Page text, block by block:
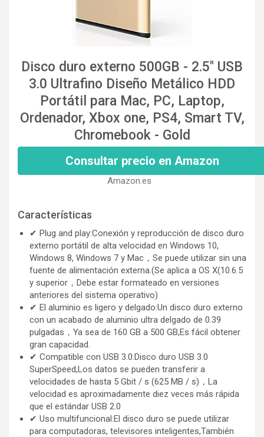
Disco duro externo 500GB - 2.5" USB
3.0 Ultrafino Diseño Metálico HDD
Portátil para Mac, PC, Laptop,
Ordenador, Xbox one, PS4, Smart TV,
Chromebook - Gold
Consultar precio en Amazon
Amazon.es
Características
✔ Plug and play:Conexión y reproducción de disco duro
externo portátil de alta velocidad en Windows 10,
Windows 8, Windows 7 y Mac，Se puede utilizar sin una
fuente de alimentación externa.(Se aplica a OS X(10.6.5
y superior，Debe estar formateado en versiones
anteriores del sistema operativo)
✔ El aluminio es ligero y delgado:Un disco duro externo
con un acabado de aluminio ultra delgado de 0.39
pulgadas，Ya sea de 160 GB a 500 GB,Es fácil obtener
gran capacidad.
✔ Compatible con USB 3.0:Disco duro USB 3.0
SuperSpeed,Los datos se pueden transferir a
velocidades de hasta 5 Gbit / s (625 MB / s)，La
velocidad es aproximadamente diez veces más rápida
que el estándar USB 2.0
✔ Uso multifuncional:El disco duro se puede utilizar
para computadoras, televisores inteligentes,También